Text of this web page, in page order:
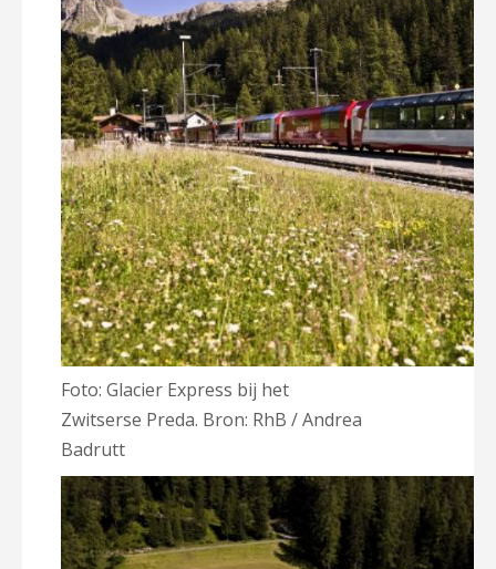
Foto: Glacier Express bij het
Zwitserse Preda. Bron: RhB / Andrea
Badrutt